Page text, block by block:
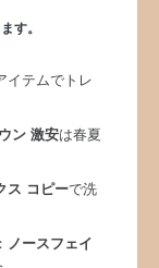
す。
イテムでトレ
ン 激安は春夏
ス コピーで洗
ノースフェイ